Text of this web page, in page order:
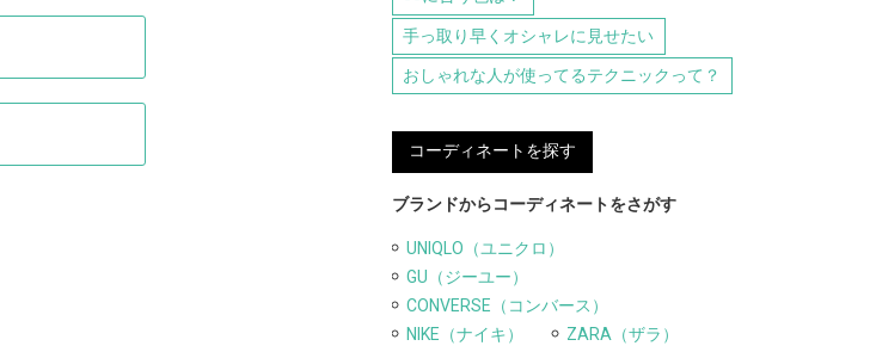
手っ取り早くオシャレに見せたい
おしゃれな人が使ってるテクニックって？
コーディネートを探す
ブランドからコーディネートをさがす
UNIQLO（ユニクロ）
GU（ジーユー）
CONVERSE（コンバース）
NIKE（ナイキ）
ZARA（ザラ）